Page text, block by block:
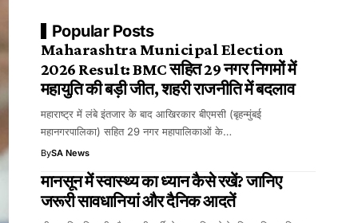
Popular Posts
Maharashtra Municipal Election
2026 Result: BMC सहित 29 नगर निगमों में
महायुति की बड़ी जीत, शहरी राजनीति में बदलाव
महाराष्ट्र में लंबे इंतजार के बाद आखिरकार बीएमसी (बृहन्मुंबई
महानगरपालिका) सहित 29 नगर महापालिकाओं के…
BySA News
मानसून में स्वास्थ्य का ध्यान कैसे रखें? जानिए
जरूरी सावधानियां और दैनिक आदतें